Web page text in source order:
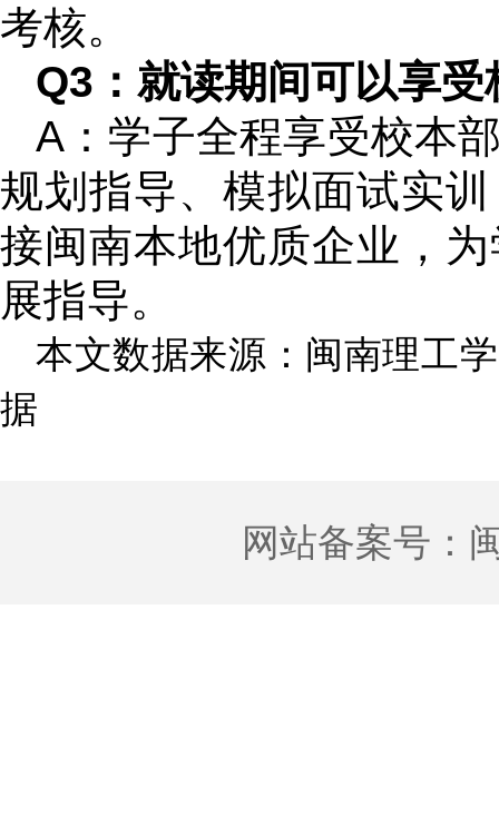
考核。
Q3：就读期间可以享
A：学子全程享受校本
规划指导、模拟面试实
接闽南本地优质企业，
展指导。
本文数据来源：闽南理工
据
网站备案号：